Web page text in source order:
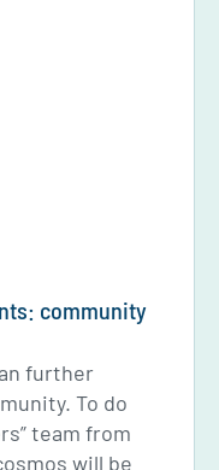
community
further
To do
team from
will be